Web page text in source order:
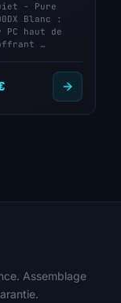
- Pure
Blanc :
haut de
offrant …
Assemblage